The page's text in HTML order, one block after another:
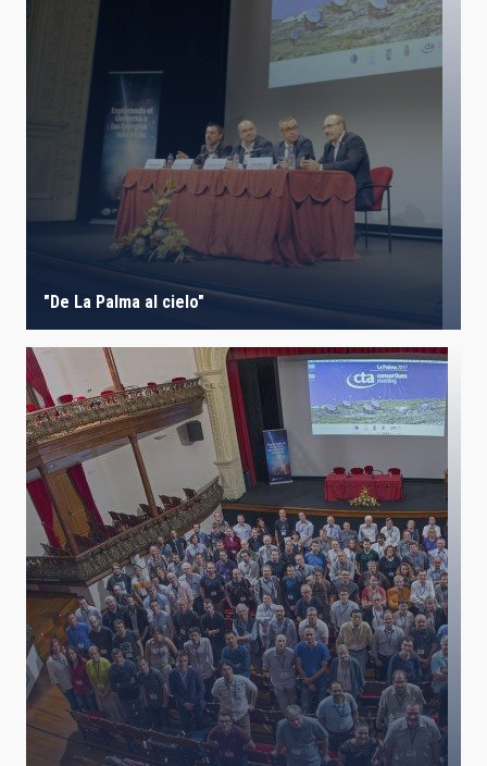
"De La Palma al cielo"